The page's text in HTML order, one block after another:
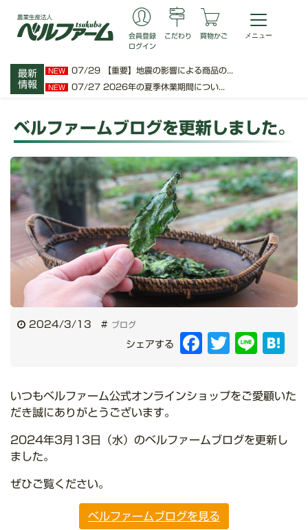
最新
情報
NEW 07/29 【重要】地震の影響による商品の...
NEW 07/27 2026年の夏季休業期間につい...
会員登録
ログイン
こだわり 買物かご
ベルファームブログを更新しました。
2024/3/13 # ブログ
シェアする Facebook
Twitter Line
いつもベルファーム公式オンラインショップをご愛顧いた
だき誠にありがとうございます。
2024年3月13日（水）のベルファームブログを更新し
ました。
ぜひご覧ください。
ベルファームブログを見る